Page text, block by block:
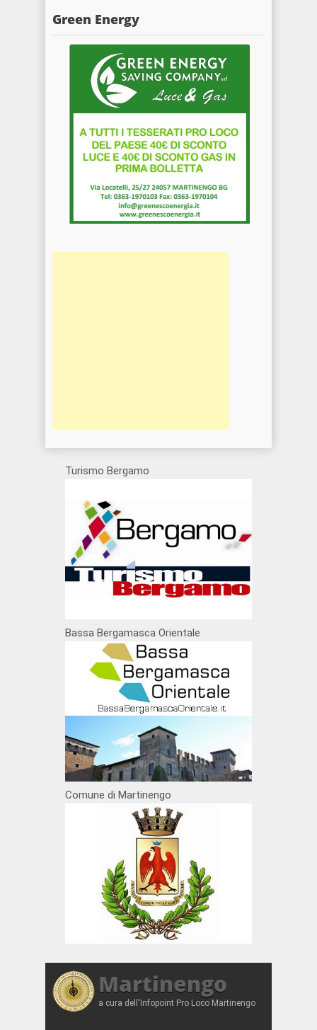
Green Energy
Turismo Bergamo
Bassa Bergamasca Orientale
Comune di Martinengo
Martinengo
a cura dell'Infopoint Pro Loco Martinengo